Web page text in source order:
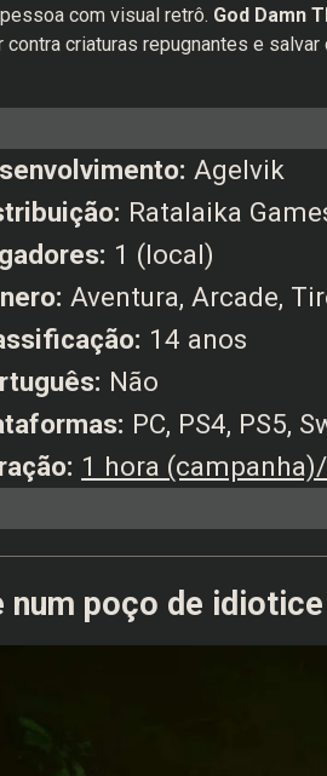
com visual retrô. God Damn
contra criaturas repugnantes e
Agelvik
Ratalaika
1 (local)
Aventura, Arcade,
14 anos
Não
PC, PS4, PS5,
1 hora
num poço de idiotice